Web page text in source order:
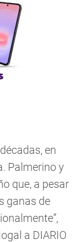
en
Palmerino y
que, a pesar
ganas de
a DIARIO